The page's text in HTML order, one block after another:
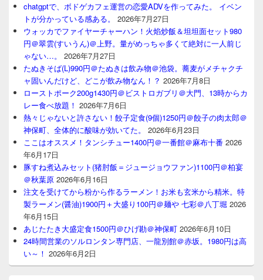
chatgptで、ボドゲカフェ運営の恋愛ADVを作ってみた。 イベン
トが分かっている感ある。
2026年7月27日
ウォッカでファイヤーチャーハン！火焰炒飯＆坦坦面セット980
円＠翠雲(すいうん)＠上野。量がめっちゃ多くて絶対に一人前じ
ゃない…。
2026年7月27日
たぬきそば(L)990円＠たぬきは飲み物＠池袋。蕎麦がメチャクチ
ャ固いんだけど、どこが飲み物なん！？ 2026年7月8日
ローストポーク200g1430円＠ビストロガブリ＠大門、13時からカ
レー食べ放題！ 2026年7月6日
熱々じゃないと許さない！餃子定食(9個)1250円＠餃子の肉太郎＠
神保町、全体的に酸味が効いてた。
2026年6月23日
ここはオススメ！タンシチュー1400円＠一番館＠麻布十番 2026
年6月17日
豚すね煮込みセット(猪肘飯＝ジュージョウファン)1100円＠柏宴
＠秋葉原 2026年6月16日
注文を受けてから粉から作るラーメン！お米も玄米から精米。特
製ラーメン(醤油)1900円＋大盛り100円＠麺や 七彩＠八丁堀 2026
年6月15日
あじたたき大盛定食1500円＠ひげ勘＠神保町 2026年6月10日
24時間営業のソルロンタン専門店、一龍別館＠赤坂。1980円は高
い～！ 2026年6月2日